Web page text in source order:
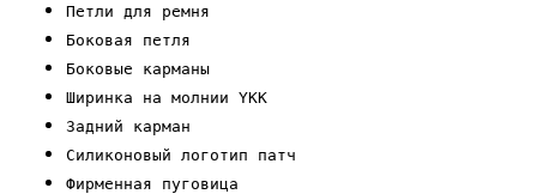
Петли для ремня
Боковая петля
Боковые карманы
Ширинка на молнии YKK
Задний карман
Силиконовый логотип патч
Фирменная пуговица